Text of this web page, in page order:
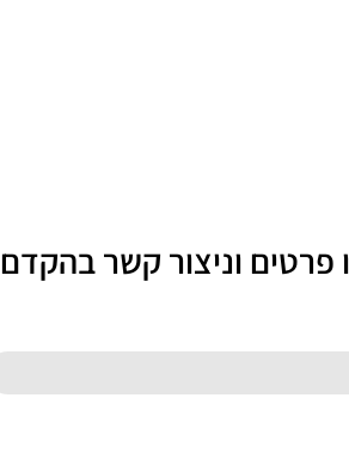
פרטים וניצור קשר בהקדם